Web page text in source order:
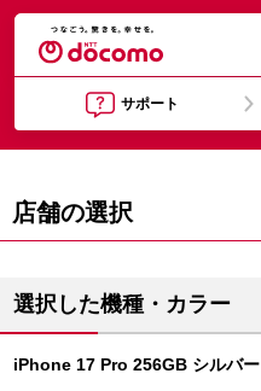
サポート
店舗の選択
選択した機種・カラー
iPhone 17 Pro 256GB シルバー